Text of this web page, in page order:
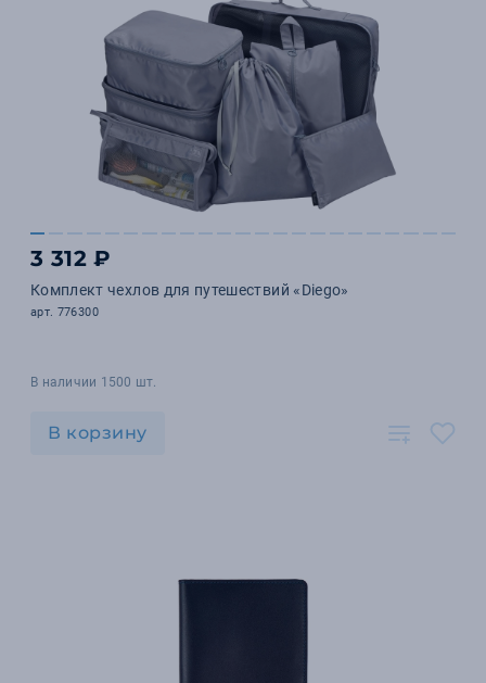
3 312 ₽
Комплект чехлов для путешествий «Diego»
арт. 776300
В наличии 1500 шт.
В корзину